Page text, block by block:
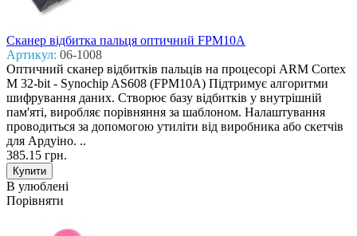
Сканер відбитка пальця оптичний FPM10A
Артикул: 06-1008
Оптичний сканер відбитків пальців на процесорі ARM Cortex
M 32-bit - Synochip AS608 (FPM10A) Підтримує алгоритми
шифрування даних. Створює базу відбитків у внутрішній
пам'яті, виробляє порівняння за шаблоном. Налаштування
проводиться за допомогою утиліти від виробника або скетчів
для Ардуіно. ..
385.15 грн.
В улюблені
Порівняти